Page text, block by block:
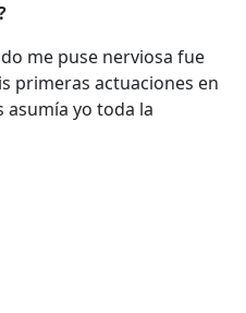
me puse nerviosa fue
primeras actuaciones en
asumía yo toda la